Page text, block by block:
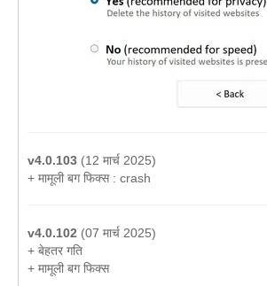
v4.0.103 (12 मार्च 2025)
+ मामूली बग फिक्स : crash
v4.0.102 (07 मार्च 2025)
+ बेहतर गति
+ मामूली बग फिक्स